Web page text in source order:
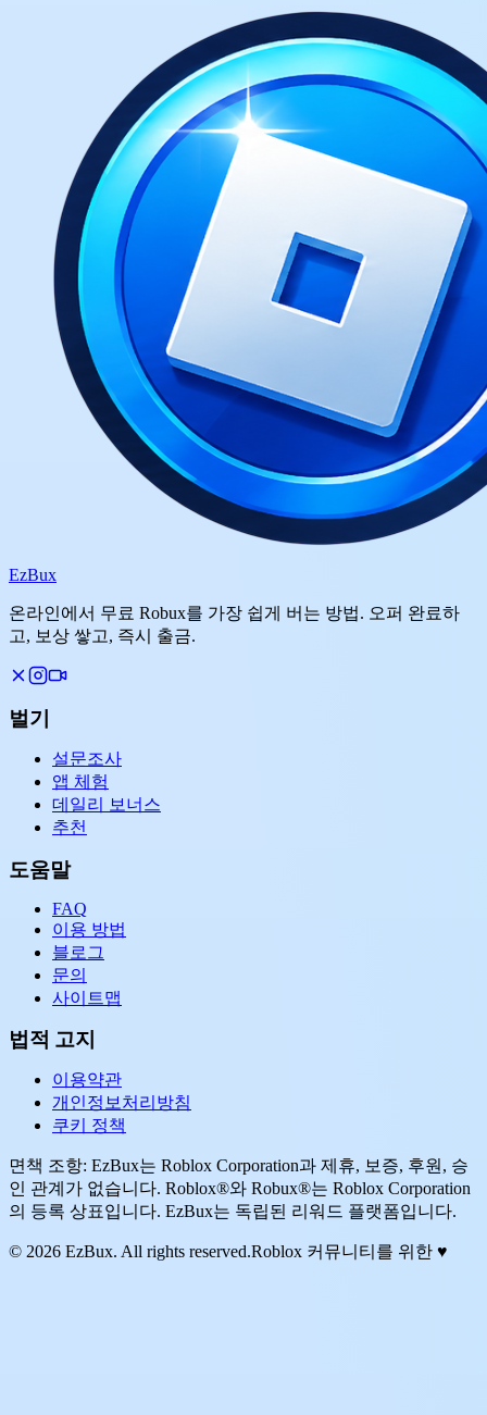
EzBux
온라인에서 무료 Robux를 가장 쉽게 버는 방법. 오퍼 완료하
고, 보상 쌓고, 즉시 출금.
벌기
설문조사
앱 체험
데일리 보너스
추천
도움말
FAQ
이용 방법
블로그
문의
사이트맵
법적 고지
이용약관
개인정보처리방침
쿠키 정책
면책 조항: EzBux는 Roblox Corporation과 제휴, 보증, 후원, 승
인 관계가 없습니다. Roblox®와 Robux®는 Roblox Corporation
의 등록 상표입니다. EzBux는 독립된 리워드 플랫폼입니다.
© 2026 EzBux. All rights reserved.Roblox 커뮤니티를 위한 ♥